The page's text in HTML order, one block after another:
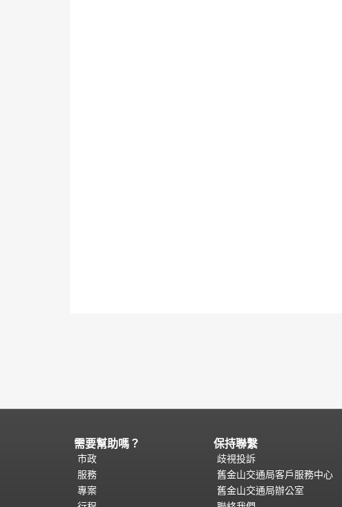
頁
面
內
容
結
需要幫助嗎？
市政
服務
專案
保持聯繫
歧視投訴
舊金山交通局客戶服務中心
舊金山交通局辦公室